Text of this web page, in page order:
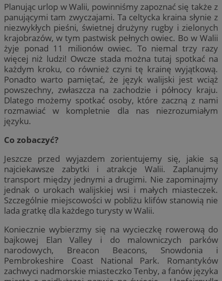
Planując urlop w Walii, powinniśmy zapoznać się także z
panującymi tam zwyczajami. Ta celtycka kraina słynie z
niezwykłych pieśni, świetnej drużyny rugby i zielonych
krajobrazów, w tym pastwisk pełnych owiec. Bo w Walii
żyje ponad 11 milionów owiec. To niemal trzy razy
więcej niż ludzi! Owcze stada można tutaj spotkać na
każdym kroku, co również czyni tę krainę wyjątkową.
Ponadto warto pamiętać, że język walijski jest wciąż
powszechny, zwłaszcza na zachodzie i północy kraju.
Dlatego możemy spotkać osoby, które zaczną z nami
rozmawiać w kompletnie dla nas niezrozumiałym
języku.
Co zobaczyć?
Jeszcze przed wyjazdem zorientujemy się, jakie są
najciekawsze zabytki i atrakcje Walii. Zaplanujmy
transport między jednymi a drugimi. Nie zapominajmy
jednak o urokach walijskiej wsi i małych miasteczek.
Szczególnie miejscowości w pobliżu klifów stanowią nie
lada gratkę dla każdego turysty w Walii.
Koniecznie wybierzmy się na wycieczkę rowerową do
bajkowej Elan Valley i do malowniczych parków
narodowych, Breacon Beacons, Snowdonia i
Pembrokeshire Coast National Park. Romantyków
zachwyci nadmorskie miasteczko Tenby, a fanów języka